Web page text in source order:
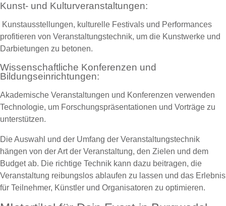
Kunst- und Kulturveranstaltungen:
Kunstausstellungen, kulturelle Festivals und Performances
profitieren von Veranstaltungstechnik, um die Kunstwerke und
Darbietungen zu betonen.
Wissenschaftliche Konferenzen und
Bildungseinrichtungen:
Akademische Veranstaltungen und Konferenzen verwenden
Technologie, um Forschungspräsentationen und Vorträge zu
unterstützen.
Die Auswahl und der Umfang der Veranstaltungstechnik
hängen von der Art der Veranstaltung, den Zielen und dem
Budget ab. Die richtige Technik kann dazu beitragen, die
Veranstaltung reibungslos ablaufen zu lassen und das Erlebnis
für Teilnehmer, Künstler und Organisatoren zu optimieren.